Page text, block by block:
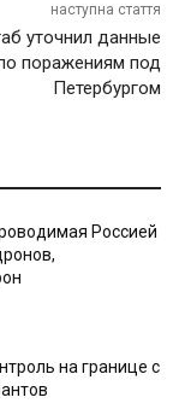
наступна стаття
уточнил данные
поражениям под
Петербургом
Россией
на границе с